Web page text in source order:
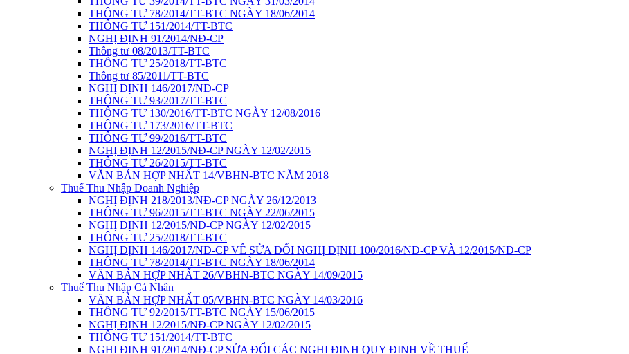
THÔNG TƯ 78/2014/TT-BTC NGÀY 18/06/2014
THÔNG TƯ 151/2014/TT-BTC
NGHỊ ĐỊNH 91/2014/NĐ-CP
Thông tư 08/2013/TT-BTC
THÔNG TƯ 25/2018/TT-BTC
Thông tư 85/2011/TT-BTC
NGHỊ ĐỊNH 146/2017/NĐ-CP
THÔNG TƯ 93/2017/TT-BTC
THÔNG TƯ 130/2016/TT-BTC NGÀY 12/08/2016
THÔNG TƯ 173/2016/TT-BTC
THÔNG TƯ 99/2016/TT-BTC
NGHỊ ĐỊNH 12/2015/NĐ-CP NGÀY 12/02/2015
THÔNG TƯ 26/2015/TT-BTC
VĂN BẢN HỢP NHẤT 14/VBHN-BTC NĂM 2018
Thuế Thu Nhập Doanh Nghiệp
NGHỊ ĐỊNH 218/2013/NĐ-CP NGÀY 26/12/2013
THÔNG TƯ 96/2015/TT-BTC NGÀY 22/06/2015
NGHỊ ĐỊNH 12/2015/NĐ-CP NGÀY 12/02/2015
THÔNG TƯ 25/2018/TT-BTC
NGHỊ ĐỊNH 146/2017/NĐ-CP VỀ SỬA ĐỔI NGHỊ ĐỊNH 100/2016/NĐ-CP VÀ 12/2015/NĐ-CP
THÔNG TƯ 78/2014/TT-BTC NGÀY 18/06/2014
VĂN BẢN HỢP NHẤT 26/VBHN-BTC NGÀY 14/09/2015
Thuế Thu Nhập Cá Nhân
VĂN BẢN HỢP NHẤT 05/VBHN-BTC NGÀY 14/03/2016
THÔNG TƯ 92/2015/TT-BTC NGÀY 15/06/2015
NGHỊ ĐỊNH 12/2015/NĐ-CP NGÀY 12/02/2015
THÔNG TƯ 151/2014/TT-BTC
NGHỊ ĐỊNH 91/2014/NĐ-CP SỬA ĐỔI CÁC NGHỊ ĐỊNH QUY ĐỊNH VỀ THUẾ